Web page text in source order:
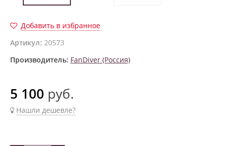
Добавить в избранное
Артикул: 20573
Производитель: FanDiver (Россия)
5 100 руб.
Нашли дешевле?